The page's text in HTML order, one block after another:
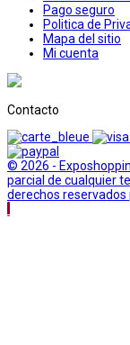
Pago seguro
Politica de
Mapa del sitio
Mi cuenta
Contacto
© 2026 -
parcial de cualquier
derechos reservados